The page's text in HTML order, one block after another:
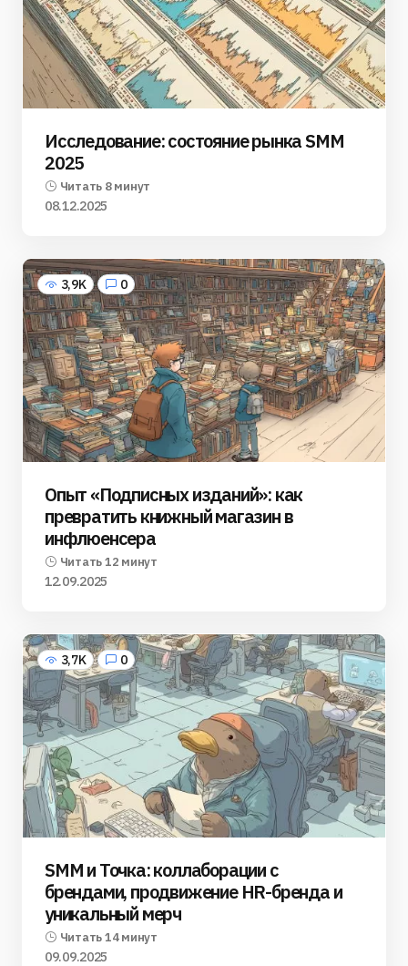
Исследование: состояние рынка SMM
2025
Читать 8 минут
08.12.2025
3,9K 0
Опыт «Подписных изданий»: как
превратить книжный магазин в
инфлюенсера
Читать 12 минут
12.09.2025
3,7K 0
SMM и Точка: коллаборации с
брендами, продвижение HR-бренда и
уникальный мерч
Читать 14 минут
09.09.2025